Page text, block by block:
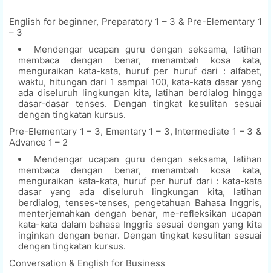
English for beginner, Preparatory 1 – 3 & Pre-Elementary 1
– 3
Mendengar ucapan guru dengan seksama, latihan
membaca dengan benar, menambah kosa kata,
menguraikan kata-kata, huruf per huruf dari : alfabet,
waktu, hitungan dari 1 sampai 100, kata-kata dasar yang
ada diseluruh lingkungan kita, latihan berdialog hingga
dasar-dasar tenses. Dengan tingkat kesulitan sesuai
dengan tingkatan kursus.
Pre-Elementary 1 – 3, Ementary 1 – 3, Intermediate 1 – 3 &
Advance 1 – 2
Mendengar ucapan guru dengan seksama, latihan
membaca dengan benar, menambah kosa kata,
menguraikan kata-kata, huruf per huruf dari : kata-kata
dasar yang ada diseluruh lingkungan kita, latihan
berdialog, tenses-tenses, pengetahuan Bahasa Inggris,
menterjemahkan dengan benar, me-refleksikan ucapan
kata-kata dalam bahasa Inggris sesuai dengan yang kita
inginkan dengan benar. Dengan tingkat kesulitan sesuai
dengan tingkatan kursus.
Conversation & English for Business